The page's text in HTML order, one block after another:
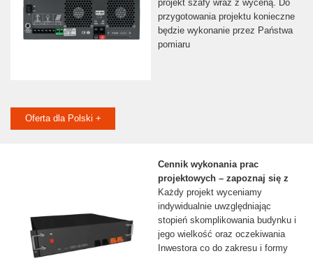
projekt szafy wraz z wyceną. Do
przygotowania projektu konieczne
będzie wykonanie przez Państwa
pomiaru
Oferta dla Polski +
Cennik wykonania prac
projektowych – zapoznaj się z
Każdy projekt wyceniamy
indywidualnie uwzględniając
stopień skomplikowania budynku i
jego wielkość oraz oczekiwania
Inwestora co do zakresu i formy